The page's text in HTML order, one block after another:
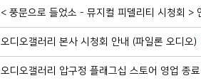
< 풍문으로 들었소 - 뮤지컬 피델리티 시청회 >
오디오갤러리 본사 시청회 안내 (파일론 오디오)
오디오갤러리 압구정 플래그십 스토어 영업 종료